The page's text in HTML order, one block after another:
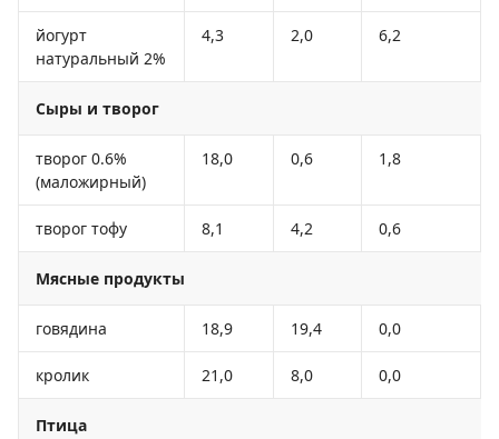
йогурт
натуральный 2%
4,3 2,0 6,2
Сыры и творог
творог 0.6%
(маложирный)
18,0 0,6 1,8
творог тофу 8,1 4,2 0,6
Мясные продукты
говядина 18,9 19,4 0,0
кролик 21,0 8,0 0,0
Птица